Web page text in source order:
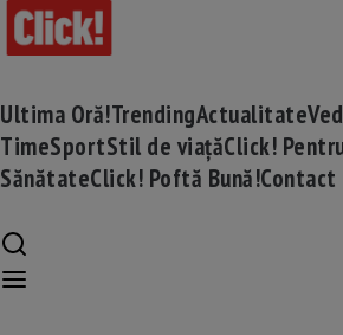
Ultima Oră!TrendingActualitate
TimeSportStil de viațăClick!
SănătateClick! Poftă Bună!Contact